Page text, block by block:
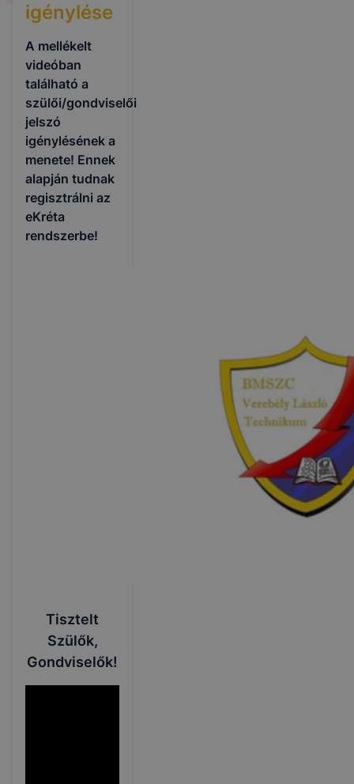
igénylése
A mellékelt
videóban
található a
szülői/gondviselői
jelszó
igénylésének a
menete! Ennek
alapján tudnak
regisztrálni az
eKréta
rendszerbe!
Tisztelt
Szülők,
Gondviselők!